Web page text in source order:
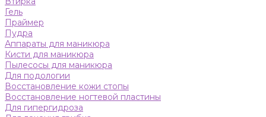
Гель
Праймер
Пудра
Аппараты для маникюра
Кисти для маникюра
Пылесосы для маникюра
Для подологии
Восстановление кожи стопы
Восстановление ногтевой пластины
Для гипергидроза